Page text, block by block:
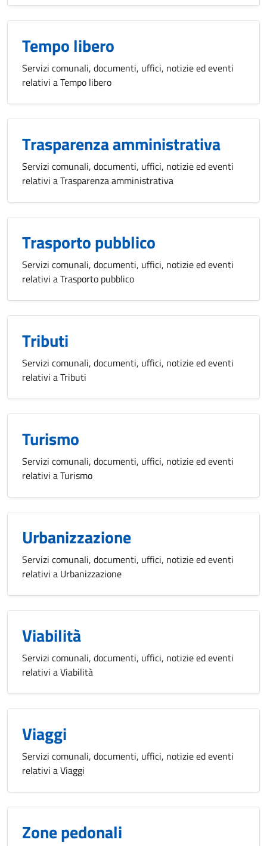
Tempo libero
Servizi comunali, documenti, uffici, notizie ed eventi
relativi a Tempo libero
Trasparenza amministrativa
Servizi comunali, documenti, uffici, notizie ed eventi
relativi a Trasparenza amministrativa
Trasporto pubblico
Servizi comunali, documenti, uffici, notizie ed eventi
relativi a Trasporto pubblico
Tributi
Servizi comunali, documenti, uffici, notizie ed eventi
relativi a Tributi
Turismo
Servizi comunali, documenti, uffici, notizie ed eventi
relativi a Turismo
Urbanizzazione
Servizi comunali, documenti, uffici, notizie ed eventi
relativi a Urbanizzazione
Viabilità
Servizi comunali, documenti, uffici, notizie ed eventi
relativi a Viabilità
Viaggi
Servizi comunali, documenti, uffici, notizie ed eventi
relativi a Viaggi
Zone pedonali